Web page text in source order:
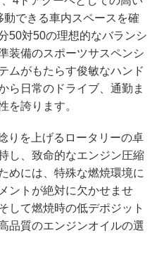
できる車内スペースを確
50対50の理想的なバランシ
装備のスポーツサスペンシ
ムがもたらす俊敏なハンド
ら日常のドライブ、通勤ま
を誇ります。
りを上げるロータリーの卓
し、致命的なエンジン圧縮
めには、特殊な燃焼環境に
ントが絶対に欠かせませ
して燃焼時の低デポジット
品質のエンジンオイルの選